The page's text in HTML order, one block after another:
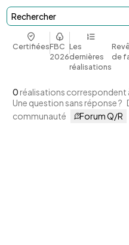
Rechercher
CertifiéesFBC
2026
Les
dernières
réalisations
de
0 réalisations correspondent
Une question sans réponse ?
communauté
Forum Q/R